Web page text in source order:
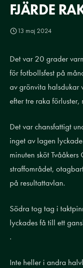
FJÄRDE
13 maj 2024
Det var 20 grader
för fotbollsfest på
av grönvita halsdukar
efter tre raka förluster,
Det var chansfattigt
inget av lagen
minuten sköt
straffområdet,
på resultattavlan.
Södra tog tag i
lyckades få till ett
.
Inte heller i andra